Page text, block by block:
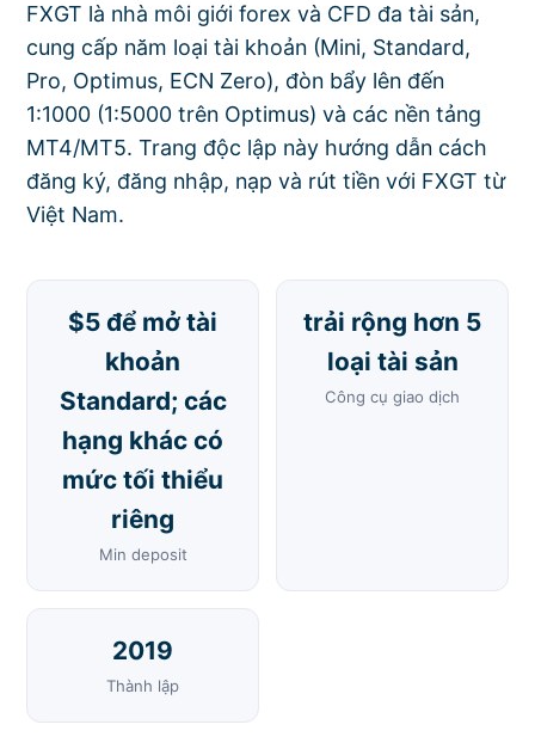
FXGT là nhà môi giới forex và CFD đa tài sản,
cung cấp năm loại tài khoản (Mini, Standard,
Pro, Optimus, ECN Zero), đòn bẩy lên đến
1:1000 (1:5000 trên Optimus) và các nền tảng
MT4/MT5. Trang độc lập này hướng dẫn cách
đăng ký, đăng nhập, nạp và rút tiền với FXGT từ
Việt Nam.
$5 để mở tài
khoản
Standard; các
hạng khác có
mức tối thiểu
riêng
Min deposit
trải rộng hơn 5
loại tài sản
Công cụ giao dịch
2019
Thành lập